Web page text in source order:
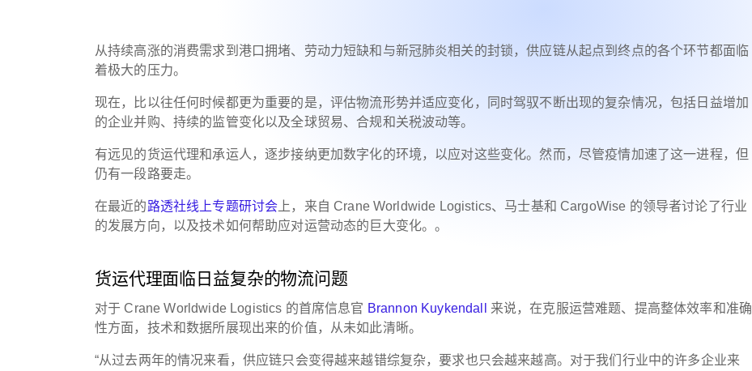
从持续高涨的消费需求到港口拥堵、劳动力短缺和与新冠肺炎相关的封锁，供应链从起点到终点的各个环节都面临
着极大的压力。
现在，比以往任何时候都更为重要的是，评估物流形势并适应变化，同时驾驭不断出现的复杂情况，包括日益增加
的企业并购、持续的监管变化以及全球贸易、合规和关税波动等。
有远见的货运代理和承运人，逐步接纳更加数字化的环境，以应对这些变化。然而，尽管疫情加速了这一进程，但
仍有一段路要走。
在最近的路透社线上专题研讨会 上，来自 Crane Worldwide Logistics、马士基和 CargoWise 的领导者讨论了行业
的发展方向，以及技术如何帮助应对运营动态的巨大变化。。
货运代理面临日益复杂的物流问题
对于 Crane Worldwide Logistics 的首席信息官 Brannon Kuykendall
来说，在克服运营难题、提高整体效率和准确
性方面，技术和数据所展现出来的价值，从未如此清晰。
“从过去两年的情况来看，供应链只会变得越来越错综复杂，要求也只会越来越高。对于我们行业中的许多企业来